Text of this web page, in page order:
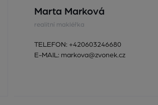
Marta Marková
realitní makléřka
TELEFON: +420603246680
E-MAIL: markova@zvonek.cz